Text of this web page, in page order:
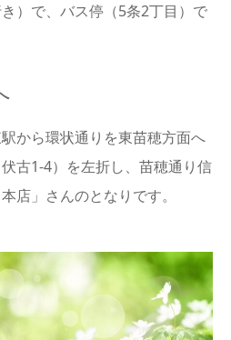
）で、バス停（5条2丁目）で
から環状通りを東苗穂方面へ
古1-4）を左折し、苗穂通り信
店」さんのとなりです。